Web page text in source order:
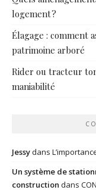
logement ?
Élagage : comment
patrimoine arboré
Rider ou tracteur
maniabilité
Jessydans
Un système de
construction dans